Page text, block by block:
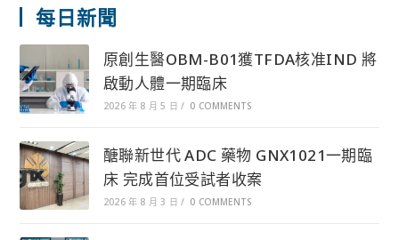
每日新聞
原創生醫OBM-B01獲TFDA核准IND 將
啟動人體一期臨床
2026 年 8 月 5 日 / 0 COMMENTS
醣聯新世代 ADC 藥物 GNX1021一期臨
床 完成首位受試者收案
2026 年 8 月 3 日 / 0 COMMENTS